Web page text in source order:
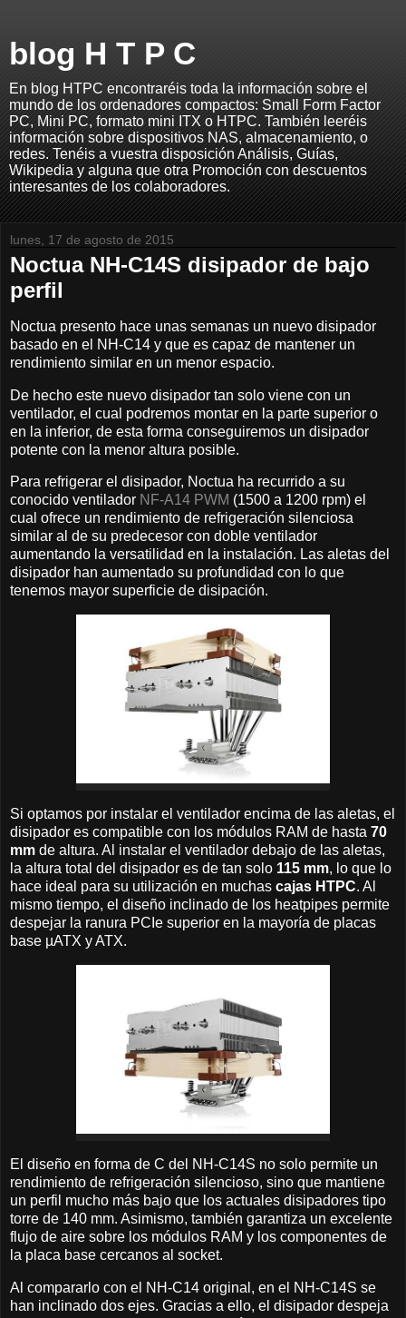
blog H T P C
En blog HTPC encontraréis toda la información sobre el
mundo de los ordenadores compactos: Small Form Factor
PC, Mini PC, formato mini ITX o HTPC. También leeréis
información sobre dispositivos NAS, almacenamiento, o
redes. Tenéis a vuestra disposición Análisis, Guías,
Wikipedia y alguna que otra Promoción con descuentos
interesantes de los colaboradores.
lunes, 17 de agosto de 2015
Noctua NH-C14S disipador de bajo
perfil
Noctua presento hace unas semanas un nuevo disipador
basado en el NH-C14 y que es capaz de mantener un
rendimiento similar en un menor espacio.
De hecho este nuevo disipador tan solo viene con un
ventilador, el cual podremos montar en la parte superior o
en la inferior, de esta forma conseguiremos un disipador
potente con la menor altura posible.
Para refrigerar el disipador, Noctua ha recurrido a su
conocido ventilador NF-A14 PWM (1500 a 1200 rpm) el
cual ofrece un rendimiento de refrigeración silenciosa
similar al de su predecesor con doble ventilador
aumentando la versatilidad en la instalación. Las aletas del
disipador han aumentado su profundidad con lo que
tenemos mayor superficie de disipación.
Si optamos por instalar el ventilador encima de las aletas, el
disipador es compatible con los módulos RAM de hasta 70
mm de altura. Al instalar el ventilador debajo de las aletas,
la altura total del disipador es de tan solo 115 mm, lo que lo
hace ideal para su utilización en muchas cajas HTPC. Al
mismo tiempo, el diseño inclinado de los heatpipes permite
despejar la ranura PCIe superior en la mayoría de placas
base µATX y ATX.
El diseño en forma de C del NH-C14S no solo permite un
rendimiento de refrigeración silencioso, sino que mantiene
un perfil mucho más bajo que los actuales disipadores tipo
torre de 140 mm. Asimismo, también garantiza un excelente
flujo de aire sobre los módulos RAM y los componentes de
la placa base cercanos al socket.
Al compararlo con el NH-C14 original, en el NH-C14S se
han inclinado dos ejes. Gracias a ello, el disipador despeja